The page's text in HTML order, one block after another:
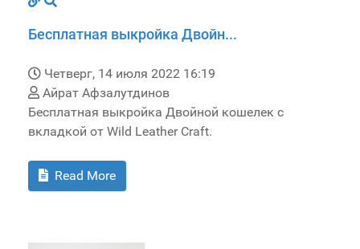
Бесплатная выкройка Двойн...
Четверг, 14 июля 2022 16:19
Айрат Афзалутдинов
Бесплатная выкройка Двойной кошелек с
вкладкой от Wild Leather Craft.
Read More